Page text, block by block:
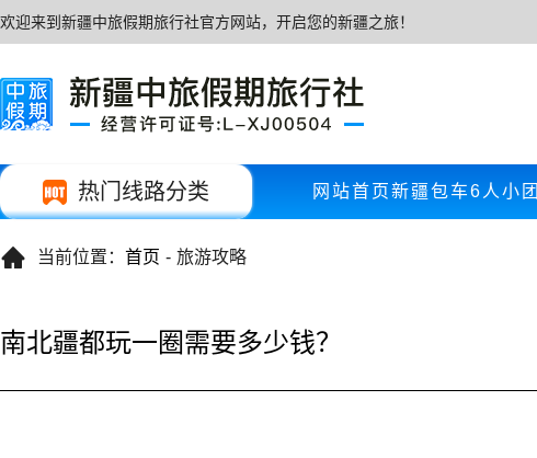
欢迎来到新疆中旅假期旅行社官方网站，开启您的新疆之旅！
热门线路分类 网站首页新疆包车6人小团
 当前位置： 首页 - 旅游攻略
南北疆都玩一圈需要多少钱？